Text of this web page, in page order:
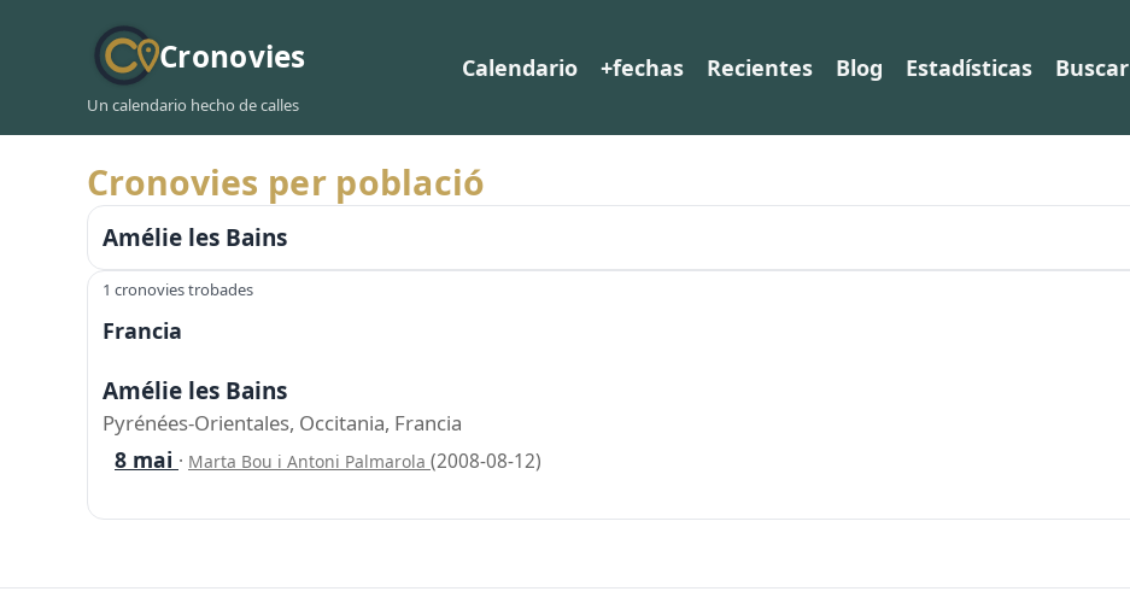
Cronovies
Un calendario hecho de calles
Calendario +fechas Recientes Blog Estadísticas Buscar
Cronovies per població
Amélie les Bains
1 cronovies trobades
Francia
Amélie les Bains
Pyrénées-Orientales, Occitania, Francia
8 mai · Marta Bou i Antoni Palmarola (2008-08-12)